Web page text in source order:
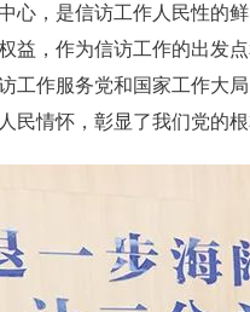
心，是信访工作人民性的
益，作为信访工作的出发
工作服务党和国家工作大
民情怀，彰显了我们党的